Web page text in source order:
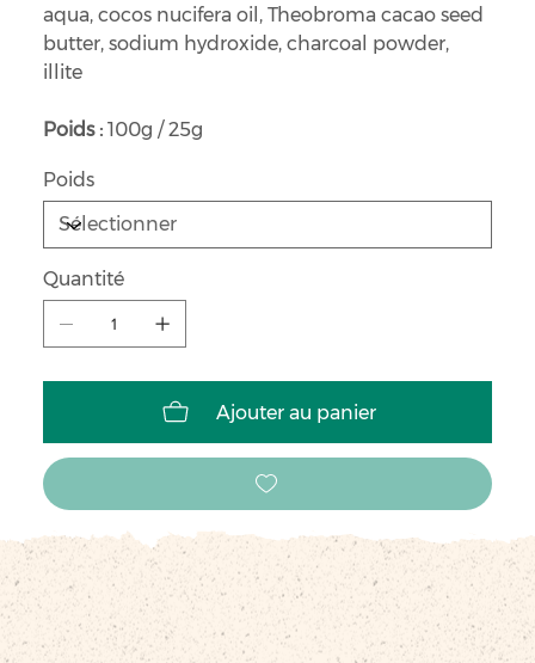
aqua, cocos nucifera oil, Theobroma cacao seed
butter, sodium hydroxide, charcoal powder,
illite
Poids : 100g / 25g
Poids
Quantité
Ajouter au panier